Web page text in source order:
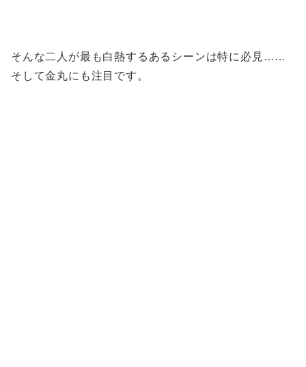
そんな二人が最も白熱するあるシーンは特に必見……
そして金丸にも注目です。